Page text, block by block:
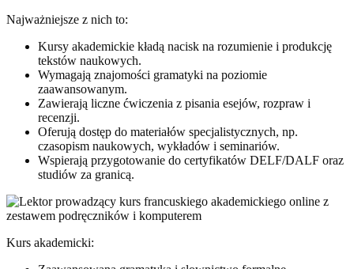
Najważniejsze z nich to:
Kursy akademickie kładą nacisk na rozumienie i produkcję
tekstów naukowych.
Wymagają znajomości gramatyki na poziomie
zaawansowanym.
Zawierają liczne ćwiczenia z pisania esejów, rozpraw i
recenzji.
Oferują dostęp do materiałów specjalistycznych, np.
czasopism naukowych, wykładów i seminariów.
Wspierają przygotowanie do certyfikatów DELF/DALF oraz
studiów za granicą.
Kurs akademicki: